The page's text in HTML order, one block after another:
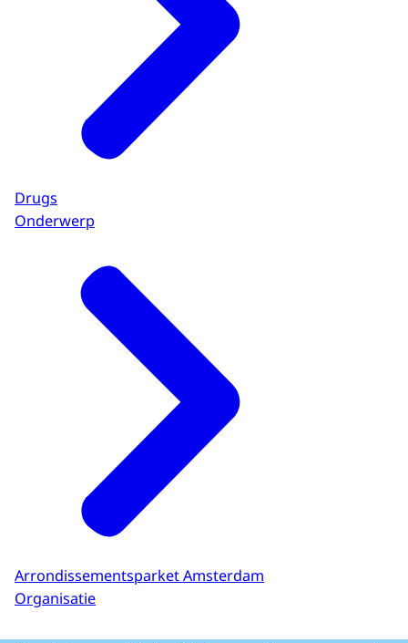
Drugs
Onderwerp
Arrondissementsparket Amsterdam
Organisatie